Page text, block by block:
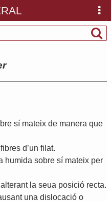
sí mateix de manera que
fibres d’un filat.
humida sobre sí mateix per
alterant la seua posició recta.
una dislocació o